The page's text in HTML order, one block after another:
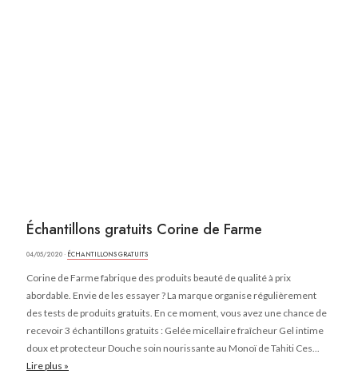
Échantillons gratuits Corine de Farme
04/05/2020 · ÉCHANTILLONS GRATUITS
Corine de Farme fabrique des produits beauté de qualité à prix
abordable. Envie de les essayer ? La marque organise régulièrement
des tests de produits gratuits. En ce moment, vous avez une chance de
recevoir 3 échantillons gratuits : Gelée micellaire fraîcheur Gel intime
doux et protecteur Douche soin nourissante au Monoï de Tahiti Ces...
Lire plus »